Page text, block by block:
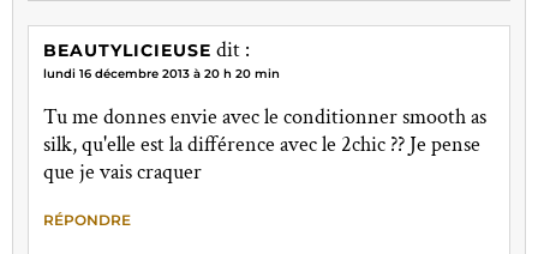
BEAUTYLICIEUSE dit :
lundi 16 décembre 2013 à 20 h 20 min
Tu me donnes envie avec le conditionner smooth as
silk, qu'elle est la différence avec le 2chic ?? Je pense
que je vais craquer
RÉPONDRE